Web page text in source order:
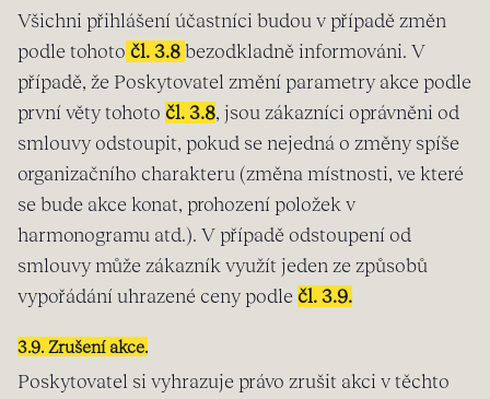
Všichni přihlášení účastníci budou v případě změn
podle tohoto čl. 3.8 bezodkladně informováni. V
případě, že Poskytovatel změní parametry akce podle
první věty tohoto čl. 3.8, jsou zákazníci oprávněni od
smlouvy odstoupit, pokud se nejedná o změny spíše
organizačního charakteru (změna místnosti, ve které
se bude akce konat, prohození položek v
harmonogramu atd.). V případě odstoupení od
smlouvy může zákazník využít jeden ze způsobů
vypořádání uhrazené ceny podle čl. 3.9.
3.9. Zrušení akce.
Poskytovatel si vyhrazuje právo zrušit akci v těchto